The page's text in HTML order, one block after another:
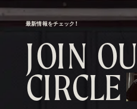
最新情報をチェック！
JOIN OU
CIRCLE